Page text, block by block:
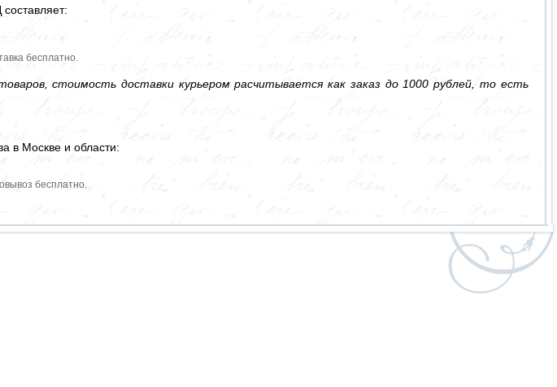
бесплатно.
стоимость доставки курьером расчитывается как заказ до 1000 рублей, то есть
в Москве и области:
бесплатно.